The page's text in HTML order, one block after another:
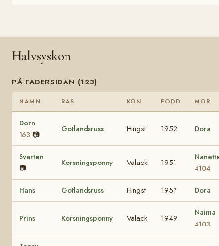
Halvsyskon
PÅ FADERSIDAN (123)
NAMN RAS KÖN FÖDD MOR
Dorn
163 📷
Gotlandsruss Hingst 1952 Dora
Svarten
📷
Korsningsponny Valack 1951
4104
Hans Gotlandsruss Hingst 195? Dora
Prins Korsningsponny Valack 1949
Naima
4103